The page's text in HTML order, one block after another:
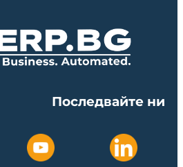
Последвайте ни